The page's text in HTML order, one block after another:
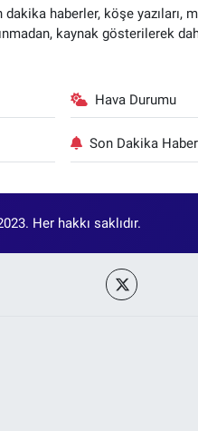
dakika haberler, köşe
kaynak gösterilerek
Hava Durumu
Son Dakika
Her hakkı saklıdır.